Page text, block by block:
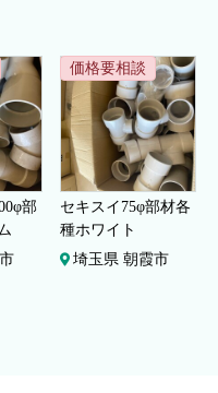
部
価格要相談
セキスイ75φ部材各
種ホワイト
埼玉県 朝霞市